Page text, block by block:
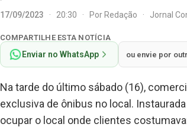
17/09/2023 · 20:30 · PorRedação · Jornal
COMPARTILHE ESTA NOTÍCIA
Enviar no WhatsApp ou envie por
Na tarde do último sábado (16),
exclusiva de ônibus no local.
ocupar o local onde clientes